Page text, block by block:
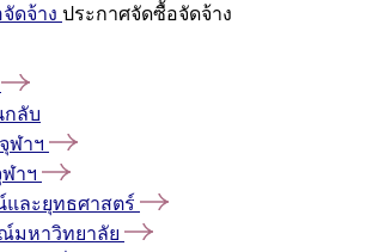
ดจ้าง ประกาศจัดซื้อจัดจ้าง
กลับ
ฬาฯ
าฯ
และยุทธศาสตร์
มหาวิทยาลัย